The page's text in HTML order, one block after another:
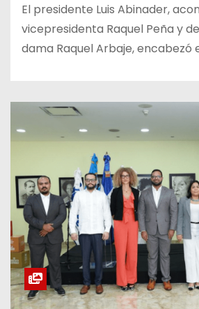
El presidente Luis Abinader,
vicepresidenta Raquel Peña y
dama Raquel Arbaje, encabezó